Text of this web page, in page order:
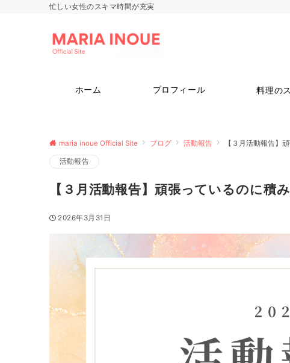
忙しい女性のスキマ時間が充実
ホーム プロフィール 料理の
maria inoue Official Site ブログ 活動報告 【３月活動報告】
活動報告
【３月活動報告】頑張っているのに積
2026年3月31日